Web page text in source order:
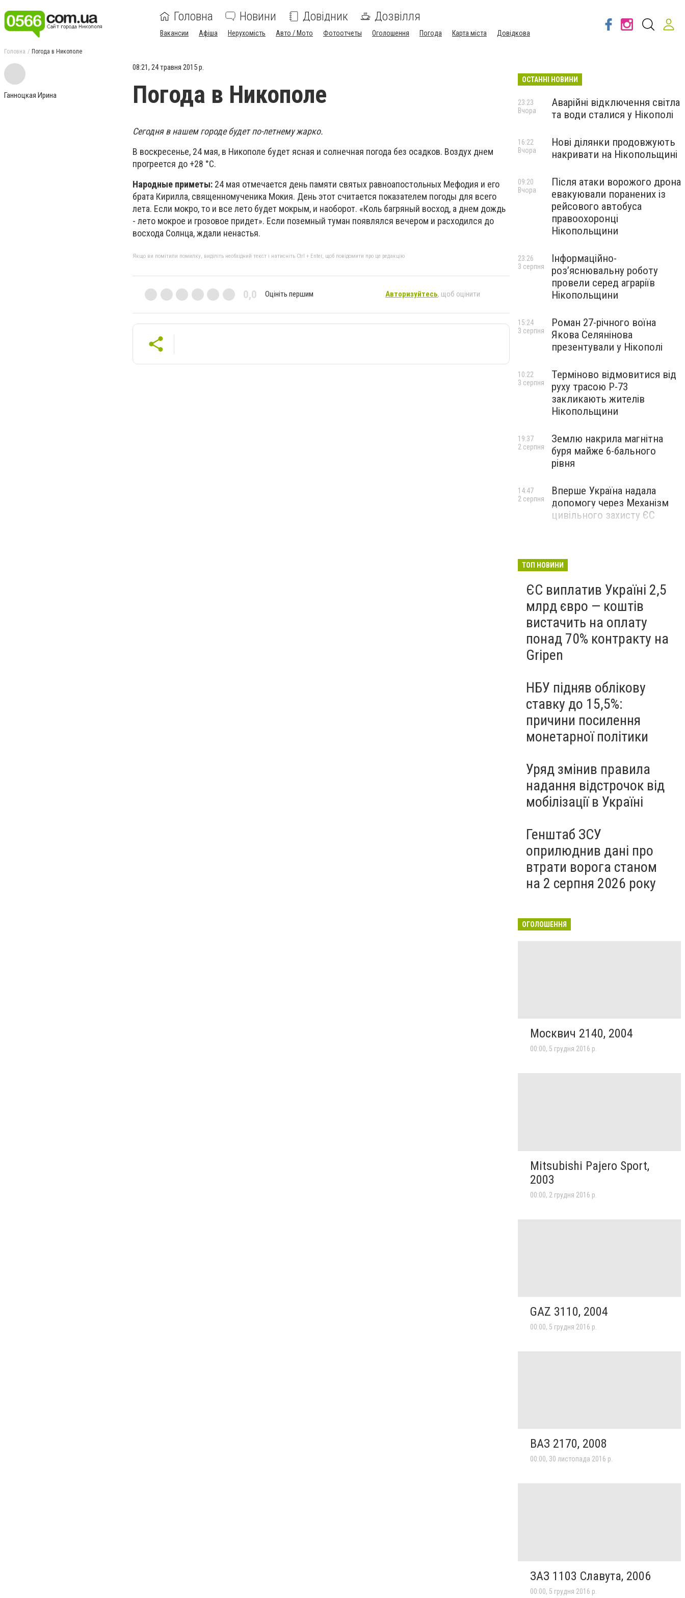
Головна Новини Довідник Дозвілля
Вакансии Афіша Нерухомість Авто / Мото Фотоотчеты Оголошення Погода Карта міста Довідкова
Головна Погода в Никополе
Ганноцкая Ирина
08:21, 24 травня 2015 р.
Погода в Никополе
Сегодня в нашем городе будет по-летнему жарко.
В воскресенье, 24 мая, в Никополе будет ясная и солнечная погода без осадков. Воздух днем
прогреется до +28 °С.
Народные приметы: 24 мая отмечается день памяти святых равноапостольных Мефодия и его
брата Кирилла, священномученика Мокия. День этот считается показателем погоды для всего
лета. Если мокро, то и все лето будет мокрым, и наоборот. «Коль багряный восход, а днем дождь
- лето мокрое и грозовое придет». Если поземный туман появлялся вечером и расходился до
восхода Солнца, ждали ненастья.
Якщо ви помітили помилку, виділіть необхідний текст і натисніть Ctrl + Enter, щоб повідомити про це редакцію
0,0 Оцініть першим Авторизуйтесь, щоб оцінити
ОСТАННІ НОВИНИ
Аварійні відключення світла
та води сталися у Нікополі
23:23
Вчора
Нові ділянки продовжують
накривати на Нікопольщині
16:22
Вчора
Після атаки ворожого дрона
евакуювали поранених із
рейсового автобуса
правоохоронці
Нікопольщини
09:20
Вчора
Інформаційно-
роз’яснювальну роботу
провели серед аграріїв
Нікопольщини
23:26
3 серпня
Роман 27-річного воїна
Якова Селянінова
презентували у Нікополі
15:24
3 серпня
Терміново відмовитися від
руху трасою Р-73
закликають жителів
Нікопольщини
10:22
3 серпня
Землю накрила магнітна
буря майже 6-бального
рівня
19:37
2 серпня
Вперше Україна надала
допомогу через Механізм
цивільного захисту ЄС
14:47
2 серпня
ТОП НОВИНИ
ЄС виплатив Україні 2,5
млрд євро — коштів
вистачить на оплату
понад 70% контракту на
Gripen
НБУ підняв облікову
ставку до 15,5%:
причини посилення
монетарної політики
Уряд змінив правила
надання відстрочок від
мобілізації в Україні
Генштаб ЗСУ
оприлюднив дані про
втрати ворога станом
на 2 серпня 2026 року
ОГОЛОШЕННЯ
Москвич 2140, 2004
00:00, 5 грудня 2016 р.
Mitsubishi Pajero Sport,
2003
00:00, 2 грудня 2016 р.
GAZ 3110, 2004
00:00, 5 грудня 2016 р.
ВАЗ 2170, 2008
00:00, 30 листопада 2016 р.
ЗАЗ 1103 Славута, 2006
00:00, 5 грудня 2016 р.